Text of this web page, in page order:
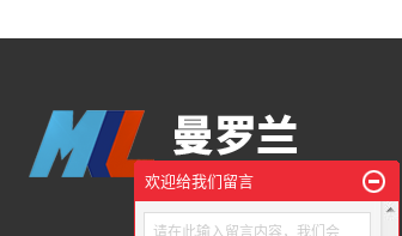
欢迎给我们留言
请在此输入留言内容，我们会